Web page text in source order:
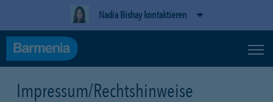
Nadia Bishay kontaktieren
Impressum/Rechtshinweise